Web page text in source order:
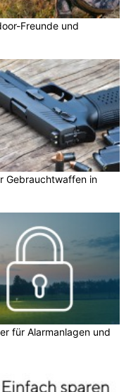
Freunde und
Gebrauchtwaffen in
für Alarmanlagen und